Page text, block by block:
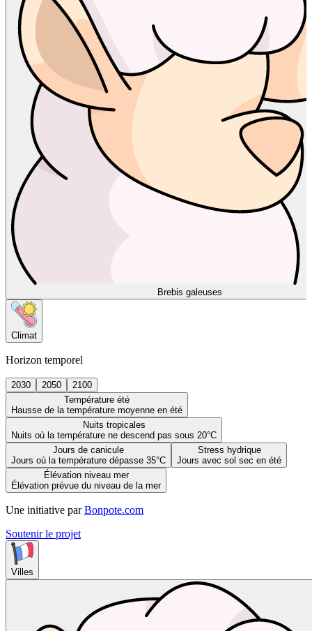
Brebis galeuses
Climat
Horizon temporel
2030 2050
2100
Température été
Hausse de la température moyenne en été
Nuits tropicales
Nuits où la température ne descend pas sous 20°C
Jours de canicule
Jours où la température dépasse 35°C
Stress hydrique
Jours avec sol sec en été
Élévation niveau mer
Élévation prévue du niveau de la mer
Une initiative par Bonpote.com
Soutenir le projet
Villes